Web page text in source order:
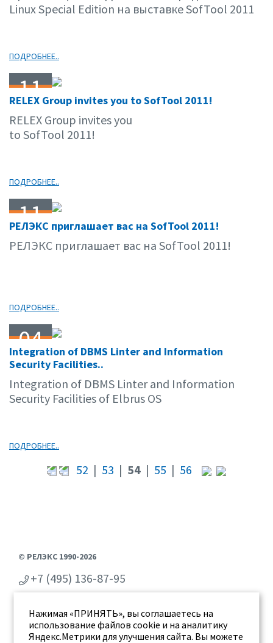
Linux Special Edition на выставке SofTool 2011
ПОДРОБНЕЕ..
11
10.11
RELEX Group invites you to SofTool 2011!
RELEX Group invites you
to SofTool 2011!
ПОДРОБНЕЕ..
11
10.11
РЕЛЭКС приглашает вас на SofTool 2011!
РЕЛЭКС приглашает вас на SofTool 2011!
ПОДРОБНЕЕ..
04
10.11
Integration of DBMS Linter and Information
Security Facilities..
Integration of DBMS Linter and Information
Security Facilities of Elbrus OS
ПОДРОБНЕЕ..
52 | 53 | 54 | 55 | 56
Нажимая «ПРИНЯТЬ», вы соглашаетесь на
использование файлов cookie и на аналитику
Яндекс.Метрики для улучшения сайта. Вы можете
© РЕЛЭКС 1990-2026
+7 (495) 136-87-95
г. Воронеж, ул. Бахметьева 2Б